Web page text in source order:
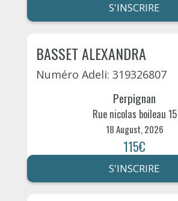
S'INSCRIRE
BASSET ALEXANDRA
Numéro Adeli: 319326807
Perpignan
Rue nicolas boileau 15
18 August, 2026
115€
S'INSCRIRE